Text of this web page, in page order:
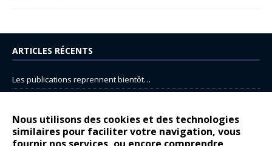
Nous utilisons des cookies et des technologies
similaires pour faciliter votre navigation, vous
ARTICLES RÉCENTS
Les publications reprennent bientôt…
14 juillet : nouveau film de marque pour Citroën
Renault Espace : voyage, voyage…